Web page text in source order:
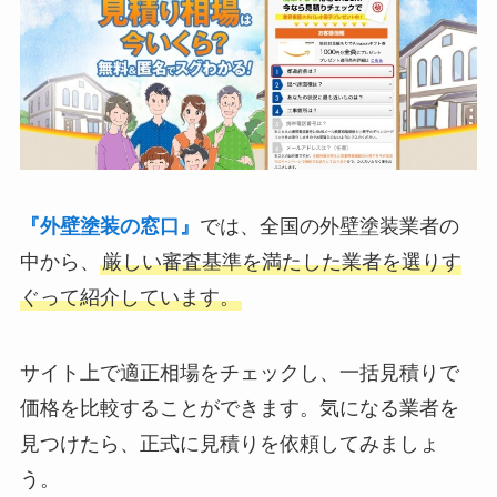
『外壁塗装の窓口』 では、全国の外壁塗装業者の
中から、 厳しい審査基準を満たした業者を選りす
ぐって紹介しています。
サイト上で適正相場をチェックし、一括見積りで
価格を比較することができます。気になる業者を
見つけたら、正式に見積りを依頼してみましょ
う。